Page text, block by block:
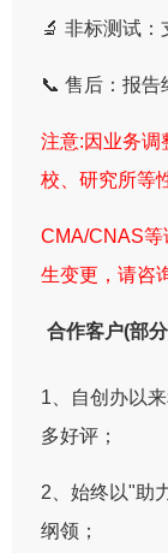
🔬 非标测试：
📞 售后：报告
注意:因业务调
校、研究所等
CMA/CNAS等
生变更，请咨
合作客户(部
1、自创办以
多好评；
2、始终以"助
纲领；